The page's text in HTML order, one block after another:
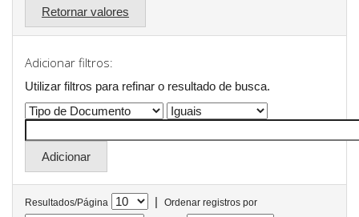
Retornar valores
Adicionar filtros:
Utilizar filtros para refinar o resultado de busca.
Resultados/Página |
Ordenar registros por